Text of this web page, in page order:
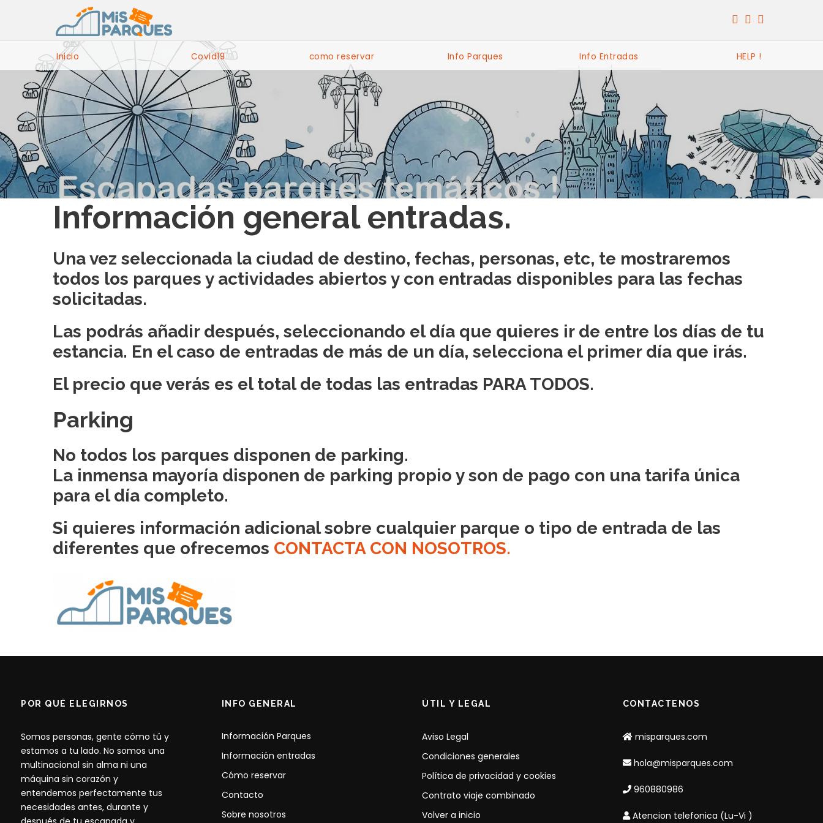
Inicio Covid19 como reservar Info Parques Info Entradas HELP !
Información general entradas.
Una vez seleccionada la ciudad de destino, fechas, personas, etc, te mostraremos
todos los parques y actividades abiertos y con entradas disponibles para las fechas
solicitadas.
Las podrás añadir después, seleccionando el día que quieres ir de entre los días de tu
estancia. En el caso de entradas de más de un día, selecciona el primer día que irás.
El precio que verás es el total de todas las entradas PARA TODOS.
Parking
No todos los parques disponen de parking.
La inmensa mayoría disponen de parking propio y son de pago con una tarifa única
para el día completo.
Si quieres información adicional sobre cualquier parque o tipo de entrada de las
diferentes que ofrecemos CONTACTA CON NOSOTROS.
POR QUÉ ELEGIRNOS
Somos personas, gente cómo tú y
estamos a tu lado. No somos una
multinacional sin alma ni una
máquina sin corazón y
entendemos perfectamente tus
necesidades antes, durante y
INFO GENERAL
Información Parques
Información entradas
Cómo reservar
Contacto
Sobre nosotros
ÚTIL Y LEGAL
Aviso Legal
Condiciones generales
Política de privacidad y cookies
Contrato viaje combinado
Volver a inicio
CONTACTENOS
misparques.com
hola@misparques.com
960880986
Atencion telefonica (Lu-Vi )